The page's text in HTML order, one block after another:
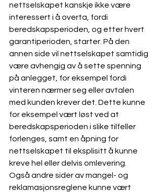
nettselskapet kanskje ikke være
interessert i å overta, fordi
beredskapsperioden, og etter hvert
garantiperioden, starter. På den
annen side vil nettselskapet samtidig
være avhengig av å sette spenning
på anlegget, for eksempel fordi
vinteren nærmer seg eller avtalen
med kunden krever det. Dette kunne
for eksempel vært løst ved at
beredskapsperioden i slike tilfeller
forlenges, samt en åpning for
nettselskapet til eksplisitt å kunne
kreve hel eller delvis omlevering.
Også andre sider av mangel- og
reklamasjonsreglene kunne vært